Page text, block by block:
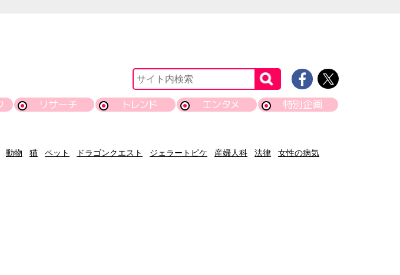
リサーチ トレンド エンタメ 特別企画
動物 猫 ペット ドラゴンクエスト ジェラートピケ 産婦人科 法律
女性の病気